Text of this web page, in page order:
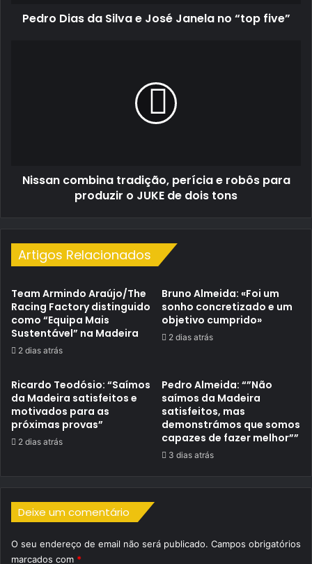
five”Pedro Dias da Silva e José Janela no “top five”
JUKENissan combina tradição, perícia e robôs para
produzir o JUKE de dois tons
Artigos Relacionados
Team Armindo Araújo/The
Racing Factory distinguido
como “Equipa Mais
Sustentável” na Madeira
2 dias atrás
Bruno Almeida: «Foi um
sonho concretizado e um
objetivo cumprido»
2 dias atrás
Ricardo Teodósio: “Saímos
da Madeira satisfeitos e
motivados para as
próximas provas”
2 dias atrás
Pedro Almeida: “”Não
saímos da Madeira
satisfeitos, mas
demonstrámos que somos
capazes de fazer melhor””
3 dias atrás
Deixe um comentário
O seu endereço de email não será publicado. Campos obrigatórios
marcados com *